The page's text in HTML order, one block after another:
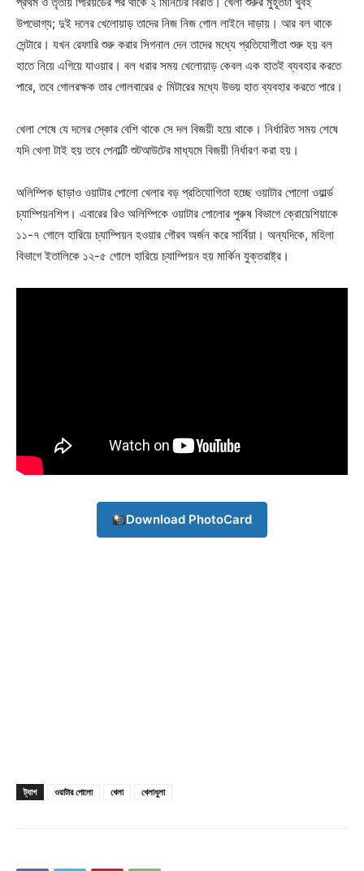
Champs21
Download PhotoCard
উপভোগ্য; দুই দলের খেলোয়াড় তাদের নিজ নিজ গোল লাইনে দাড়ায়। আর বল থাকে
সেন্টারে। যখন রেফারি শুরু করার সিগনাল দেন তাদের মধ্যে প্রতিযোগীতা শুরু হয় বল
হাতে নিয়ে এগিয়ে যাওয়ার। বল ধরার সময় খেলোয়াড় কেবল এক হাতই ব্যবহার করতে
পারে, তবে গোলরক্ষক তার গোলবারের ৫ মিটারের মধ্যে উভয় হাত ব্যবহার করতে পারে।
খেলা শেষে যে দলের স্কোর বেশি থাকে সে দল বিজয়ী হয়ে থাকে। নির্ধারিত সময় শেষে
যদি খেলা টাই হয় তবে পেনাল্টি শুটআউটের মাধ্যমে বিজয়ী নির্ধারণ করা হয়।
অলিম্পিক ছাড়াও ওয়াটার পোলো খেলার বড় প্রতিযোগিতা হচ্ছে ওয়াটার পোলো ওয়ার্ল্ড
চ্যাম্পিয়নশিপ। এবারের রিও অলিম্পিকে ওয়াটার পোলোর পুরুষ বিভাগে ক্রোয়েশিয়াকে
১১-৭ গোলে হারিয়ে চ্যাম্পিয়ন হওয়ার গৌরব অর্জন করে সার্বিয়া। অন্যদিকে, মহিলা
বিভাগে ইতালিকে ১২-৫ গোলে হারিয়ে চ্যাম্পিয়ন হয় মার্কিন যুক্তরাষ্ট্র।
Download PhotoCard
ট্যাগ ওয়াটার পোলো খেলা খেলাধুলা